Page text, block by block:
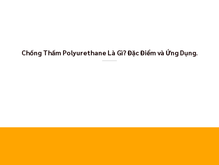
Chống Thấm Polyurethane Là Gì? Đặc Điểm và Ứng Dụng.